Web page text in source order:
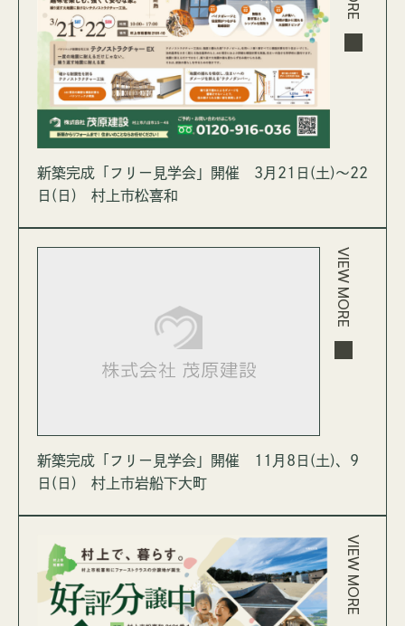
新築完成「フリー見学会」開催 3月21日(土)～22
日(日) 村上市松喜和
VIEW MORE
新築完成「フリー見学会」開催 11月8日(土)、9
日(日) 村上市岩船下大町
VIEW MORE